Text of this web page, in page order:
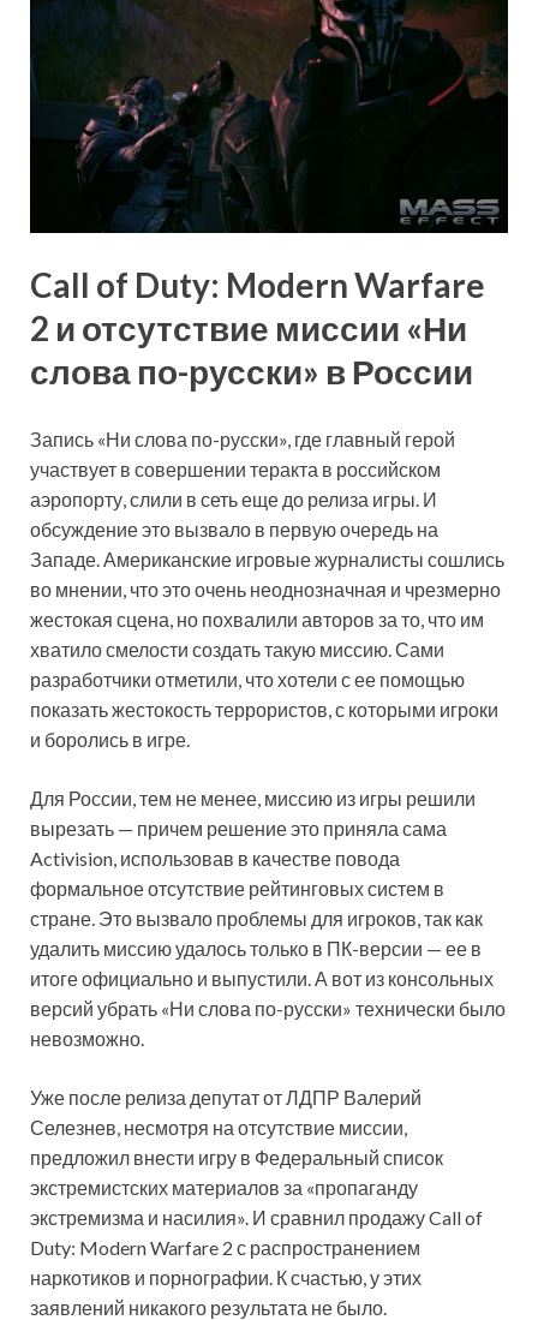
Call of Duty: Modern Warfare
2 и отсутствие миссии «Ни
слова по-русски» в России
Запись «Ни слова по-русски», где главный герой
участвует в совершении теракта в российском
аэропорту, слили в сеть еще до релиза игры. И
обсуждение это вызвало в первую очередь на
Западе. Американские игровые журналисты сошлись
во мнении, что это очень неоднозначная и чрезмерно
жестокая сцена, но похвалили авторов за то, что им
хватило смелости создать такую миссию. Сами
разработчики отметили, что хотели с ее помощью
показать жестокость террористов, с которыми игроки
и боролись в игре.
Для России, тем не менее, миссию из игры решили
вырезать — причем решение это приняла сама
Activision, использовав в качестве повода
формальное отсутствие рейтинговых систем в
стране. Это вызвало проблемы для игроков, так как
удалить миссию удалось только в ПК-версии — ее в
итоге официально и выпустили. А вот из консольных
версий убрать «Ни слова по-русски» технически было
невозможно.
Уже после релиза депутат от ЛДПР Валерий
Селезнев, несмотря на отсутствие миссии,
предложил внести игру в Федеральный список
экстремистских материалов за «пропаганду
экстремизма и насилия». И сравнил продажу Call of
Duty: Modern Warfare 2 с распространением
наркотиков и порнографии. К счастью, у этих
заявлений никакого результата не было.